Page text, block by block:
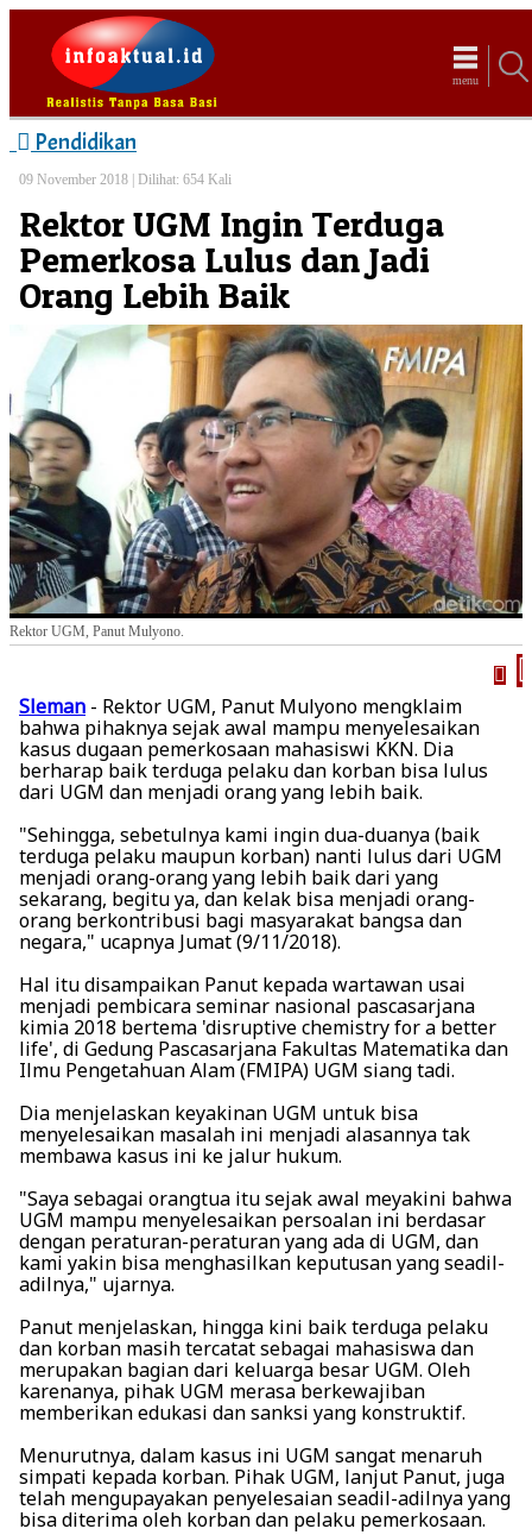
menu
Pendidikan
09 November 2018 | Dilihat: 654 Kali
Rektor UGM Ingin Terduga
Pemerkosa Lulus dan Jadi
Orang Lebih Baik
Rektor UGM, Panut Mulyono.
Sleman - Rektor UGM, Panut Mulyono mengklaim
bahwa pihaknya sejak awal mampu menyelesaikan
kasus dugaan pemerkosaan mahasiswi KKN. Dia
berharap baik terduga pelaku dan korban bisa lulus
dari UGM dan menjadi orang yang lebih baik.
"Sehingga, sebetulnya kami ingin dua-duanya (baik
terduga pelaku maupun korban) nanti lulus dari UGM
menjadi orang-orang yang lebih baik dari yang
sekarang, begitu ya, dan kelak bisa menjadi orang-
orang berkontribusi bagi masyarakat bangsa dan
negara," ucapnya Jumat (9/11/2018).
Hal itu disampaikan Panut kepada wartawan usai
menjadi pembicara seminar nasional pascasarjana
kimia 2018 bertema 'disruptive chemistry for a better
life', di Gedung Pascasarjana Fakultas Matematika dan
Ilmu Pengetahuan Alam (FMIPA) UGM siang tadi.
Dia menjelaskan keyakinan UGM untuk bisa
menyelesaikan masalah ini menjadi alasannya tak
membawa kasus ini ke jalur hukum.
"Saya sebagai orangtua itu sejak awal meyakini bahwa
UGM mampu menyelesaikan persoalan ini berdasar
dengan peraturan-peraturan yang ada di UGM, dan
kami yakin bisa menghasilkan keputusan yang seadil-
adilnya," ujarnya.
Panut menjelaskan, hingga kini baik terduga pelaku
dan korban masih tercatat sebagai mahasiswa dan
merupakan bagian dari keluarga besar UGM. Oleh
karenanya, pihak UGM merasa berkewajiban
memberikan edukasi dan sanksi yang konstruktif.
Menurutnya, dalam kasus ini UGM sangat menaruh
simpati kepada korban. Pihak UGM, lanjut Panut, juga
telah mengupayakan penyelesaian seadil-adilnya yang
bisa diterima oleh korban dan pelaku pemerkosaan.